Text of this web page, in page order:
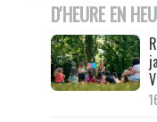
D'HEURE EN